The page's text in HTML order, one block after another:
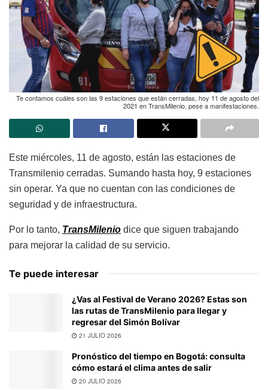
Te contamos cuáles son las 9 estaciones que están cerradas, hoy 11 de agosto del
2021 en TransMilenio, pese a manifestaciones.
Este miércoles, 11 de agosto, están las estaciones de
Transmilenio cerradas. Sumando hasta hoy, 9 estaciones
sin operar. Ya que no cuentan con las condiciones de
seguridad y de infraestructura.
Por lo tanto, TransMilenio dice que siguen trabajando
para mejorar la calidad de su servicio.
Te puede interesar
¿Vas al Festival de Verano 2026? Estas son
las rutas de TransMilenio para llegar y
regresar del Simón Bolívar
21 JULIO 2026
Pronóstico del tiempo en Bogotá: consulta
cómo estará el clima antes de salir
20 JULIO 2026